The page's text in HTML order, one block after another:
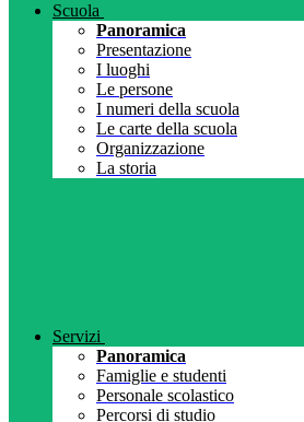
Scuola
Panoramica
Presentazione
I luoghi
Le persone
I numeri della scuola
Le carte della scuola
Organizzazione
La storia
Servizi
Panoramica
Famiglie e studenti
Personale scolastico
Percorsi di studio